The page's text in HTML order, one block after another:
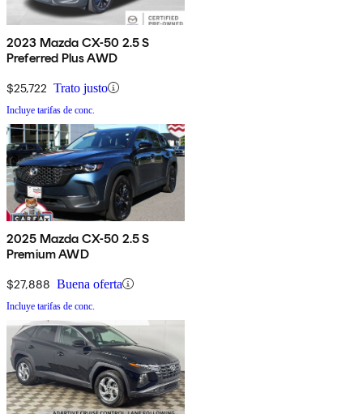
2023 Mazda CX-50 2.5 S
Preferred Plus AWD
$25,722 Trato justo
Incluye tarifas de conc.
2025 Mazda CX-50 2.5 S
Premium AWD
$27,888 Buena oferta
Incluye tarifas de conc.